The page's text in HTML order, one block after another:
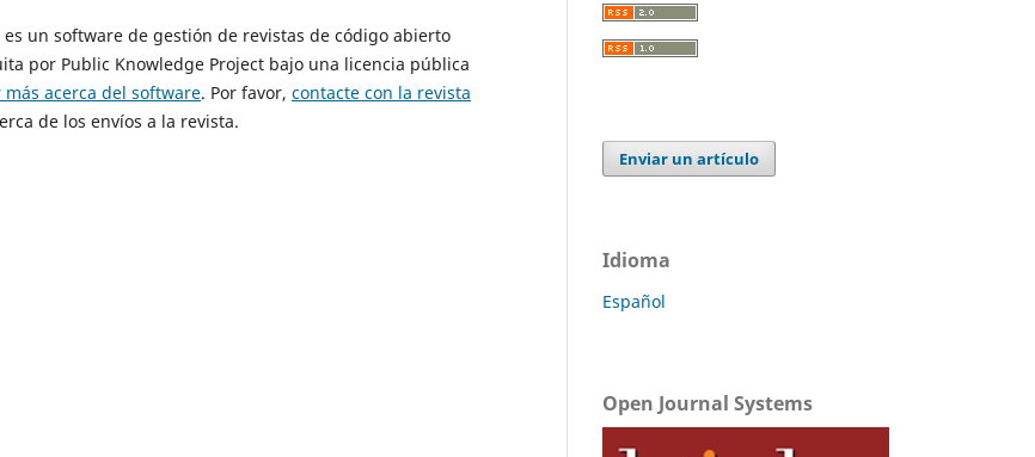
un software de gestión de revistas de código abierto
por Public Knowledge Project bajo una licencia pública
más acerca del software. Por favor, contacte con la revista
de los envíos a la revista.
Enviar un artículo
Idioma
Español
Open Journal Systems